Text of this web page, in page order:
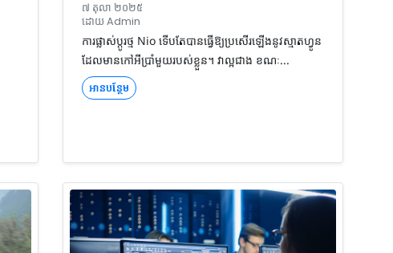
៧ តុលា ២០២៥
ដោយ Admin
ការផ្លាស់ប្តូរថ្ម Nio ទើបតែបានធ្វើឱ្យប្រសើរឡើងនូវស្មាតហ្វូន
ដែលមានកៅអីប្រាំមួយរបស់ខ្លួន។ វាល្អជាង ខណៈ...
អានបន្ថែម